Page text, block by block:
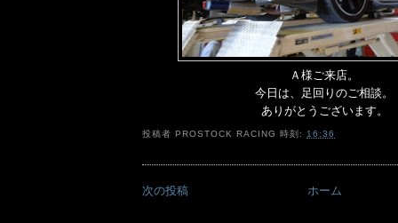
Ａ様ご来店。
今日は、足回りのご相談。
ありがとうございます。
投稿者PROSTOCK RACING 時刻: 16:36
次の投稿 ホーム